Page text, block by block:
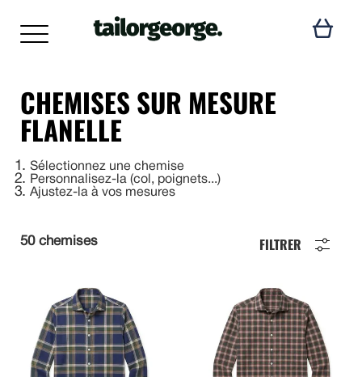
CHEMISES SUR MESURE
FLANELLE
1 Sélectionnez une chemise
2 Personnalisez-la (col, poignets...)
3 Ajustez-la à vos mesures
50 chemises FILTRER